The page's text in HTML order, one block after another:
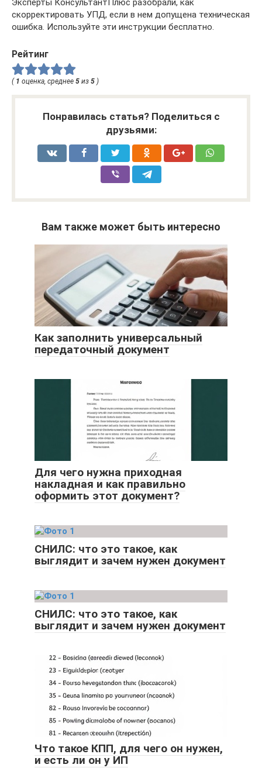
скорректировать УПД, если в нем допущена техническая
ошибка. Используйте эти инструкции бесплатно.
Рейтинг
( 1 оценка, среднее 5 из 5 )
Понравилась статья? Поделиться с
друзьями:
Вам также может быть интересно
Как заполнить универсальный
передаточный документ
Для чего нужна приходная
накладная и как правильно
оформить этот документ?
СНИЛС: что это такое, как
выглядит и зачем нужен документ
СНИЛС: что это такое, как
выглядит и зачем нужен документ
Что такое КПП, для чего он нужен,
и есть ли он у ИП